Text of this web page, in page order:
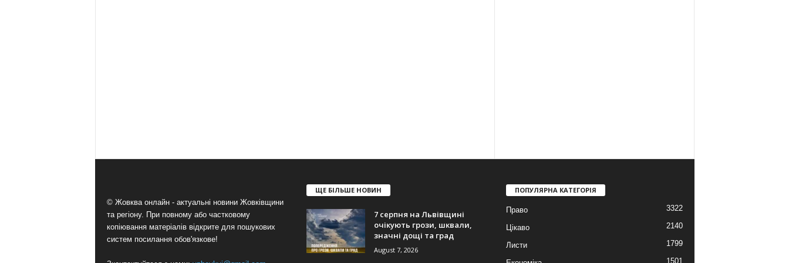
© Жовква онлайн - актуальні новини Жовківщини
та регіону. При повному або частковому
копіювання матеріалів відкрите для пошукових
систем посилання обов'язкове!
ЩЕ БІЛЬШЕ НОВИН
7 серпня на Львівщині
очікують грози, шквали,
значні дощі та град
August 7, 2026
ПОПУЛЯРНА КАТЕГОРІЯ
Право 3322
Цікаво 2140
Листи 1799
1501